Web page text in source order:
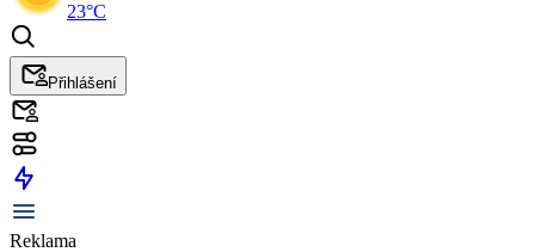
23°C
Přihlášení
Reklama